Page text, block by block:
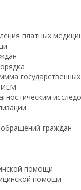
платных
граждан
помощи
помощи